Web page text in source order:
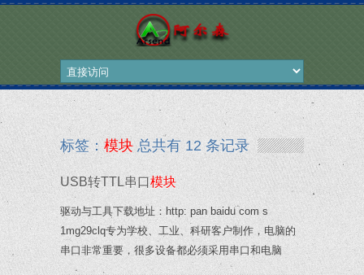
标签： 模块 总共有 12 条记录
USB转TTL串口模块
驱动与工具下载地址：http: pan baidu com s
1mg29clq专为学校、工业、科研客户制作，电脑的
串口非常重要，很多设备都必须采用串口和电脑